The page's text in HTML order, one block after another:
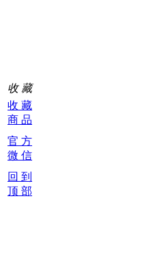
收 藏
收 藏
商 品
官 方
微 信
回 到
顶 部